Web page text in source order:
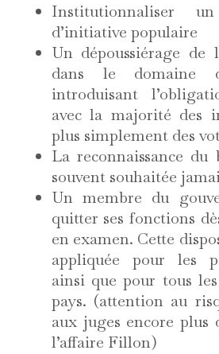
Institutionnaliser
d’initiative populaire
Un dépoussiérage de
dans le domaine
introduisant
avec la majorité des
plus simplement des
La reconnaissance
souvent souhaitée
Un membre du
quitter ses fonctions
en examen. Cette
appliquée pour les
ainsi que pour tous
pays. (attention au
aux juges encore plus
l’affaire Fillon)